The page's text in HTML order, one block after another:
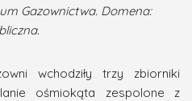
Gazownictwa. Domena:
wchodziły trzy zbiorniki
ośmiokąta zespolone z